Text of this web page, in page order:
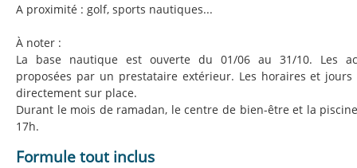
A proximité : golf, sports nautiques...
À noter :
La base nautique est ouverte du 01/06 au 31/10. Les
proposées par un prestataire extérieur. Les horaires et
directement sur place.
Durant le mois de ramadan, le centre de bien-être et la
17h.
Formule tout inclus